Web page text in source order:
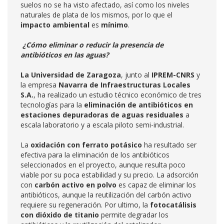
suelos no se ha visto afectado, así como los niveles
naturales de plata de los mismos, por lo que el
impacto ambiental es mínimo.
¿Cómo eliminar o reducir la presencia de
antibióticos en las aguas?
La Universidad de Zaragoza, junto al IPREM-CNRS y
la empresa Navarra de Infraestructuras Locales
S.A., ha realizado un estudio técnico económico de tres
tecnologías para la eliminación de antibióticos en
estaciones depuradoras de aguas residuales a
escala laboratorio y a escala piloto semi-industrial.
La oxidación con ferrato potásico ha resultado ser
efectiva para la eliminación de los antibióticos
seleccionados en el proyecto, aunque resulta poco
viable por su poca estabilidad y su precio. La adsorción
con carbón activo en polvo es capaz de eliminar los
antibióticos, aunque la reutilización del carbón activo
requiere su regeneración. Por ultimo, la fotocatálisis
con dióxido de titanio permite degradar los